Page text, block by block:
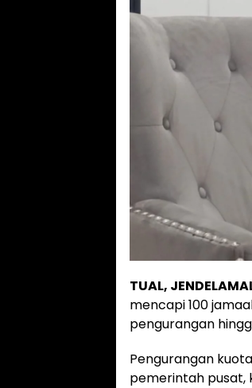
TUAL,
mencapi 100
pengurangan
Pengurangan
pemerintah pusat,